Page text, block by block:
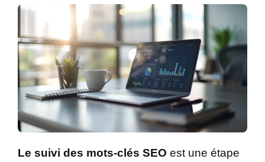
Le suivi des mots-clés SEO est une étape